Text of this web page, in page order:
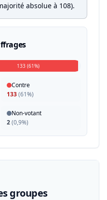
absolue à 108).
133 (61%)
Contre
133(61%)
Non-votant
2(0,9%)
groupes